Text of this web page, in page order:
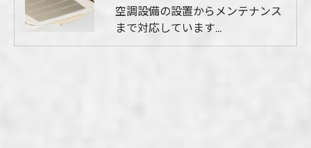
空調設備の設置からメンテナンス
まで対応しています…